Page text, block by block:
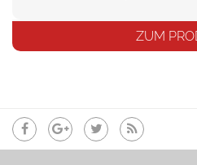
ZUM